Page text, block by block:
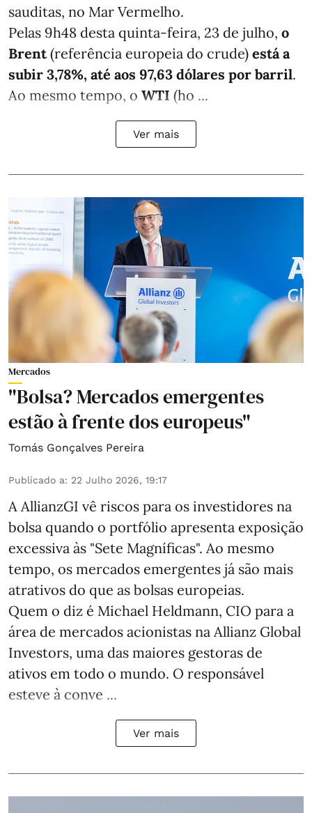
sauditas, no Mar Vermelho.
Pelas 9h48 desta quinta-feira, 23 de julho, o
Brent(referência europeia do crude) está a
subir 3,78%, até aos 97,63 dólares por barril.
Ao mesmo tempo, o WTI (ho ...
Ver mais
Mercados
"Bolsa? Mercados emergentes
estão à frente dos europeus"
Tomás Gonçalves Pereira
Publicado a: 22 Julho 2026, 19:17
A AllianzGI vê riscos para os investidores na
bolsa quando o portfólio apresenta exposição
excessiva às "Sete Magníficas". Ao mesmo
tempo, os mercados emergentes já são mais
atrativos do que as bolsas europeias.
Quem o diz é Michael Heldmann, CIO para a
área de mercados acionistas na Allianz Global
Investors, uma das maiores gestoras de
ativos em todo o mundo. O responsável
esteve à conve ...
Ver mais